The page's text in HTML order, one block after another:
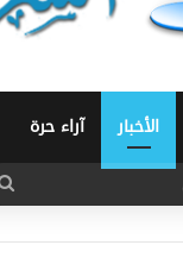
الأخبار آراء حرة